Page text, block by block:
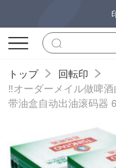
トップ
回転印
‼️オーダーメイル做啤
带油盒自动出油滚码器